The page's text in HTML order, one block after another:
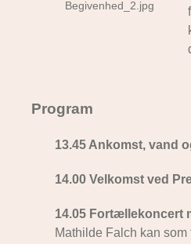
Program
13.45 Ankomst, vand
14.00 Velkomst ved
14.05 Fortællekoncert
Mathilde Falch kan